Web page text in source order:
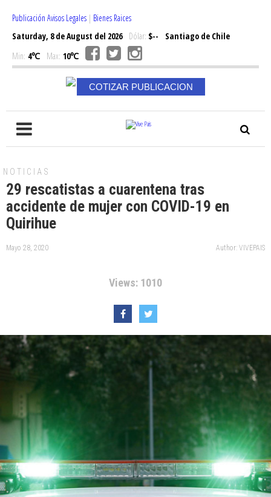
Publicación Avisos Legales | Bienes Raices
Saturday, 8 de August del 2026Dólar: $--
Santiago de Chile
Min: 4℃ Max: 10℃
COTIZAR PUBLICACION
NOTICIAS
29 rescatistas a cuarentena tras
accidente de mujer con COVID-19 en
Quirihue
Mayo 28, 2020 Author: VIVEPAIS
Views: 1010